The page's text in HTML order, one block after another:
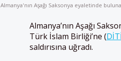
Almanya'nın Aşağı Saksonya eyaletinde
Almanya’nın Aşağı
Türk İslam Birliği’ne (
saldırısına uğradı.